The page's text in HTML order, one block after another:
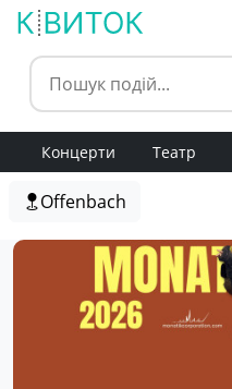
Концерти Театр
Offenbach